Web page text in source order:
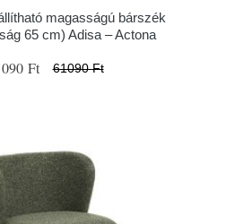
magasságú bárszék
65 cm) Adisa – Actona
Ft 61090 Ft